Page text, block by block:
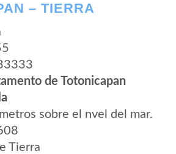
– TIERRA
de Totonicapan
sobre el nvel del mar.
Tierra